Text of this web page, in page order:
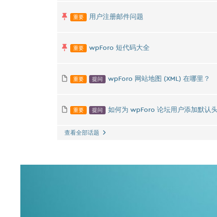
重要 用户注册邮件问题
重要 wpForo 短代码大全
重要 提问 wpForo 网站地图 (XML) 在哪里？
重要 提问 如何为 wpForo 论坛用户添加默认
查看全部话题